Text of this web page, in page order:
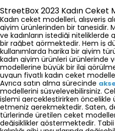
StreetBox 2023 Kadın Ceket
Kadın ceket modelleri, alışveriş
giyim ürünlerinden bir tanesidir.
ve kadınların istediği niteliklerde
bir rağbet görmektedir. Hem iş
kullanımlarda harika bir giyim
kadın giyim ürünleri ürünlerinde
modellerine büyük bir ilgi
uygun fiyatlı kadın ceket
Ayrıca satın alma sürecinde
modellerini süsyeleyebilirsiniz.
işlemi gerçekleştirirken öncelikle
etmeniz gerekmektedir. Saten,
türlerinde üretilen ceket
değişiklikler göstermektedir.